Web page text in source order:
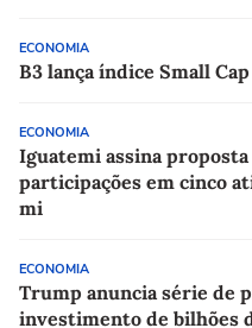
ECONOMIA
B3 lança índice Small
ECONOMIA
Iguatemi assina
participações em cinco
mi
ECONOMIA
Trump anuncia série de
investimento de bilhões